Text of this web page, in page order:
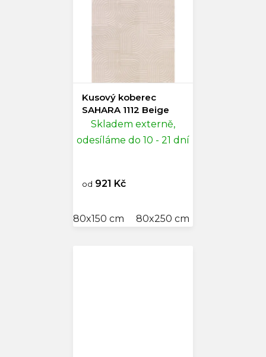
Kusový koberec
SAHARA 1112 Beige
Skladem externě,
odesíláme do 10 - 21 dní
od 921 Kč
80x150 cm 80x250 cm